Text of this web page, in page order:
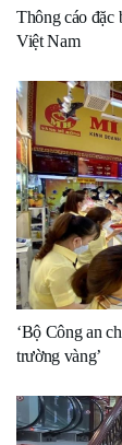
Thông cáo đặc
Việt Nam
‘Bộ Công an
trường vàng’